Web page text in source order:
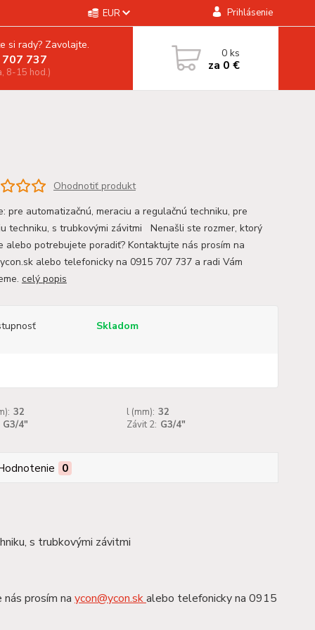
EUR Prihlásenie
si rady? Zavolajte.
737
8-15 hod.)
0ks
za 0 €
Ohodnotiť produkt
pre automatizačnú, meraciu a regulačnú techniku, pre
techniku, s trubkovými závitmi Nenašli ste rozmer, ktorý
alebo potrebujete poradiť? Kontaktujte nás prosím na
alebo telefonicky na 0915 707 737 a radi Vám
celý popis
Skladom
32 l (mm): 32
G3/4" Závit 2: G3/4"
0
s trubkovými závitmi
prosím na ycon@ycon.skalebo telefonicky na 0915